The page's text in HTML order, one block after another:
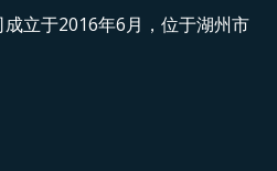
立于2016年6月，位于湖州市